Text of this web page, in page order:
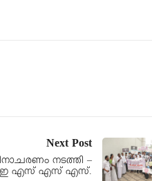
Next Post
നടത്തി –
ഇ എസ് എസ് എസ്.